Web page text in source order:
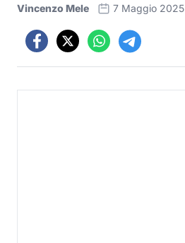
Vincenzo Mele 7 Maggio 2025